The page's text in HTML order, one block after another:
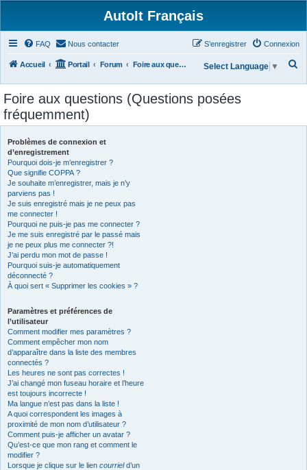
AutoIt Français
FAQ Nous contacter Connexion
S’enregistrer
Accueil Portail Forum Foire aux questions (Questions posées fréquemment) Select Language ▼
Foire aux questions (Questions posées
fréquemment)
Problèmes de connexion et
d’enregistrement
Pourquoi dois-je m’enregistrer ?
Que signifie COPPA ?
Je souhaite m’enregistrer, mais je n’y
parviens pas !
Je suis enregistré mais je ne peux pas
me connecter !
Pourquoi ne puis-je pas me connecter ?
Je me suis enregistré par le passé mais
je ne peux plus me connecter ?!
J’ai perdu mon mot de passe !
Pourquoi suis-je automatiquement
déconnecté ?
À quoi sert « Supprimer les cookies » ?
Paramètres et préférences de
l’utilisateur
Comment modifier mes paramètres ?
Comment empêcher mon nom
d’apparaître dans la liste des membres
connectés ?
Les heures ne sont pas correctes !
J’ai changé mon fuseau horaire et l’heure
est toujours incorrecte !
Ma langue n’est pas dans la liste !
A quoi correspondent les images à
proximité de mon nom d’utilisateur ?
Comment puis-je afficher un avatar ?
Qu’est-ce que mon rang et comment le
modifier ?
Lorsque je clique sur le lien courrield’un